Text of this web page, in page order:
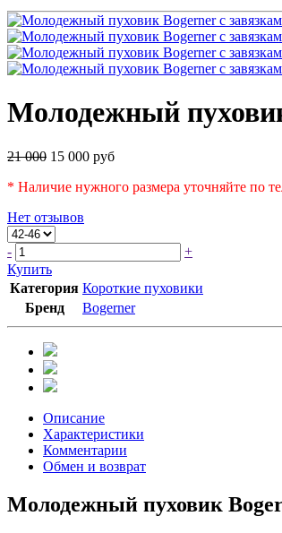
Молодежный
21 000 15 000 руб
* Наличие нужного размера уточняйте по
Нет отзывов
-
+
Купить
Категория Короткие пуховики
Бренд
Bogerner
Описание
Характеристики
Комментарии
Обмен и возврат
Молодежный пуховик